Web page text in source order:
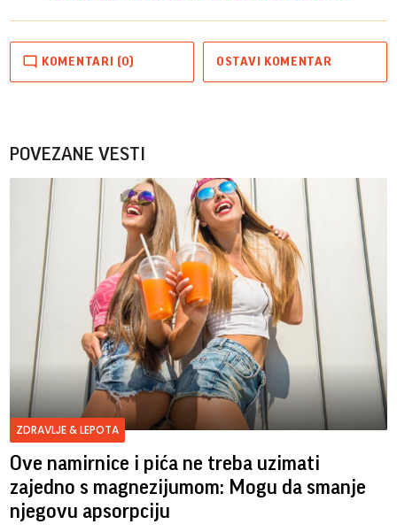
KOMENTARI (0) OSTAVI KOMENTAR
POVEZANE VESTI
ZDRAVLJE & LEPOTA
Ove namirnice i pića ne treba uzimati
zajedno s magnezijumom: Mogu da smanje
njegovu apsorpciju